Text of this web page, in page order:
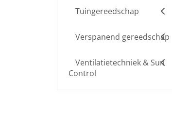
Tuingereedschap
Verspanend gereedschap
Ventilatietechniek & Sun
Control